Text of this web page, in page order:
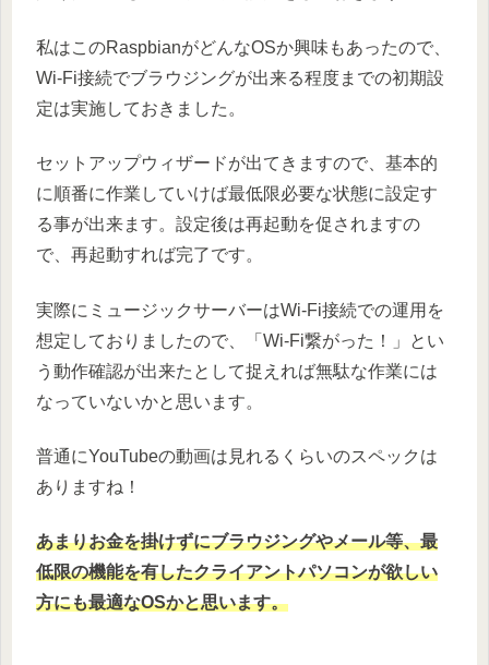
私はこのRaspbianがどんなOSか興味もあったので、
Wi-Fi接続でブラウジングが出来る程度までの初期設
定は実施しておきました。
セットアップウィザードが出てきますので、基本的
に順番に作業していけば最低限必要な状態に設定す
る事が出来ます。設定後は再起動を促されますの
で、再起動すれば完了です。
実際にミュージックサーバーはWi-Fi接続での運用を
想定しておりましたので、「Wi-Fi繋がった！」とい
う動作確認が出来たとして捉えれば無駄な作業には
なっていないかと思います。
普通にYouTubeの動画は見れるくらいのスペックは
ありますね！
あまりお金を掛けずにブラウジングやメール等、最
低限の機能を有したクライアントパソコンが欲しい
方にも最適なOSかと思います。